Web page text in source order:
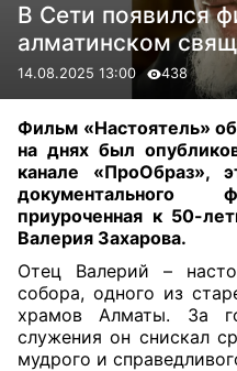
В Сети появился
алматинском
14.08.2025 13:00 438
Фильм «Настоятель»
на днях был
канале «ПроОбраз»,
документального
приуроченная к 50-
Валерия Захарова.
Отец Валерий –
собора, одного из
храмов Алматы. За
служения он снискал
мудрого и